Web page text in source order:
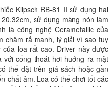
Klipsch RB-81 II sử dụng hai
sử dụng màng nón làm
là công nghệ Cerametallic của
châm rấ mạnh, lý giải vì sao tuy
loa rất cao. Driver này được
với cổng thoát hơi hướng ra mặt
thể đặt trên giá sách hoặc gần
chất âm. Loa có thể chơi tốt các